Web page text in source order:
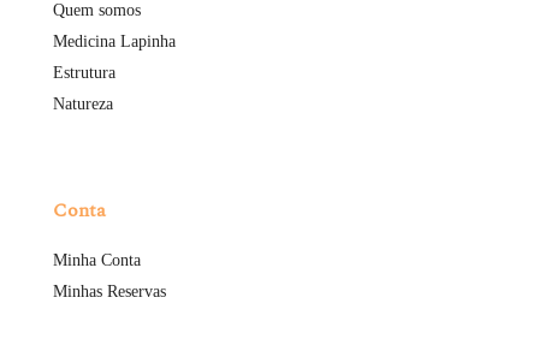
Quem somos
Medicina Lapinha
Estrutura
Natureza
Conta
Minha Conta
Minhas Reservas